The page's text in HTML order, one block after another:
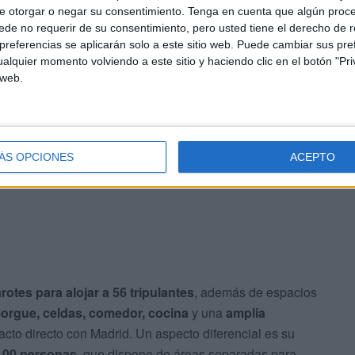
otorgar o negar su consentimiento. Tenga en cuenta que algún
no requerir de su consentimiento, pero usted tiene el derecho de
se aplicarán solo a este sitio web. Puede cambiar sus
momento volviendo a este sitio y haciendo clic en el botón
OPCIONES ACEPTO
inéditas en la historia delServicio Marítimo de la
de Vigo, ha supuesto una inversión de35 millones
.
para alojar a 56 tripulantes, además de espacios
celdas, comedor, cocina y una amplia
directo con Madrid. Un aspecto diferencial es su